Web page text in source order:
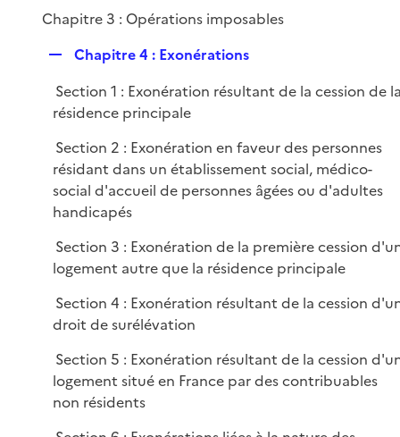
r
Chapitre 3 : Opérations imposables
p
l
Chapitre 4 : Exonérations
Section 1 : Exonération résultant de la cession de
résidence principale
Section 2 : Exonération en faveur des personnes
résidant dans un établissement social, médico-
social d'accueil de personnes âgées ou d'adultes
handicapés
Section 3 : Exonération de la première cession
logement autre que la résidence principale
Section 4 : Exonération résultant de la cession
droit de surélévation
Section 5 : Exonération résultant de la cession
logement situé en France par des contribuables
non résidents